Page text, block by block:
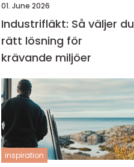
01. June 2026
Industrifläkt: Så väljer du
rätt lösning för
krävande miljöer
inspiration